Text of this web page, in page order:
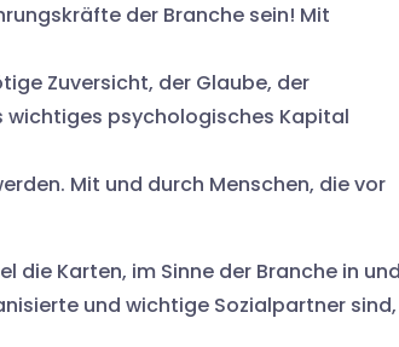
der Branche sein! Mit
Zuversicht, der Glaube, der
wichtiges psychologisches Kapital
Mit und durch Menschen, die vor
die Karten, im Sinne der Branche in und
und wichtige Sozialpartner sind,